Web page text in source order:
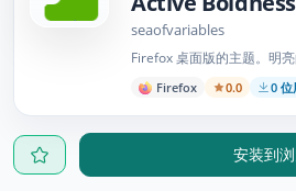
seaofvariables
Firefox 桌面版的主题。明
Firefox 0.0 0 位
安装到